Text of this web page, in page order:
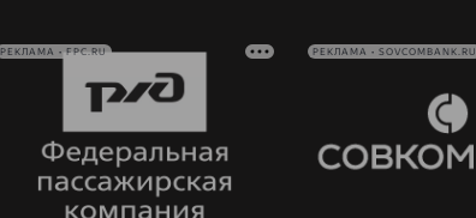
РЕКЛАМА • FPC.RU РЕКЛАМА • SOVCOMBANK.RU